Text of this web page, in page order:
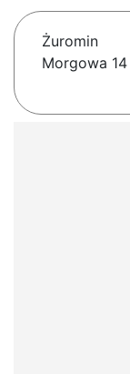
Żuromin
Morgowa 14